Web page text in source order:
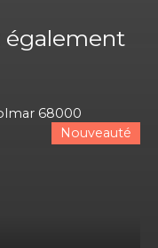
également
Nouveauté